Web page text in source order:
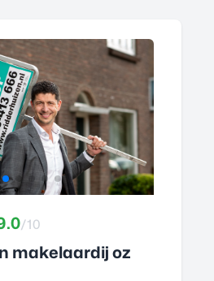
/10
makelaardij oz